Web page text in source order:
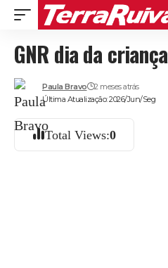
GNR dia da criança
Última Atualização: 2026/Jun/Seg
Paula Bravo 2 meses atrás
Total Views:0